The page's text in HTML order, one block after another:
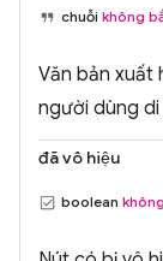
chuỗi không
Văn bản xuất
người dùng
đã vô hiệu
boolean